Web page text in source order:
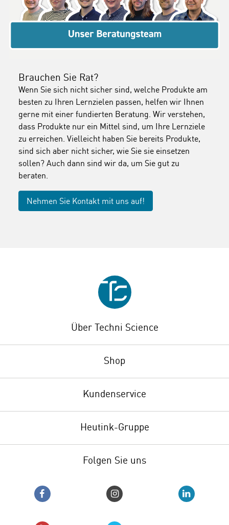
Brauchen Sie Rat?
Wenn Sie sich nicht sicher sind, welche Produkte am
besten zu Ihren Lernzielen passen, helfen wir Ihnen
gerne mit einer fundierten Beratung. Wir verstehen,
dass Produkte nur ein Mittel sind, um Ihre Lernziele
zu erreichen. Vielleicht haben Sie bereits Produkte,
sind sich aber nicht sicher, wie Sie sie einsetzen
sollen? Auch dann sind wir da, um Sie gut zu
beraten.
Nehmen Sie Kontakt mit uns auf!
Über Techni Science
Shop
Kundenservice
Heutink-Gruppe
Folgen Sie uns